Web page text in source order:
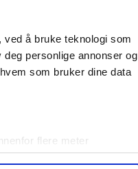
ved å bruke teknologi som
personlige annonser og
som bruker dine data
flere meter
var bundet av.
det i 2017 igangsettes
om en ny tariffavtale.
mellom LO v/LO Stat